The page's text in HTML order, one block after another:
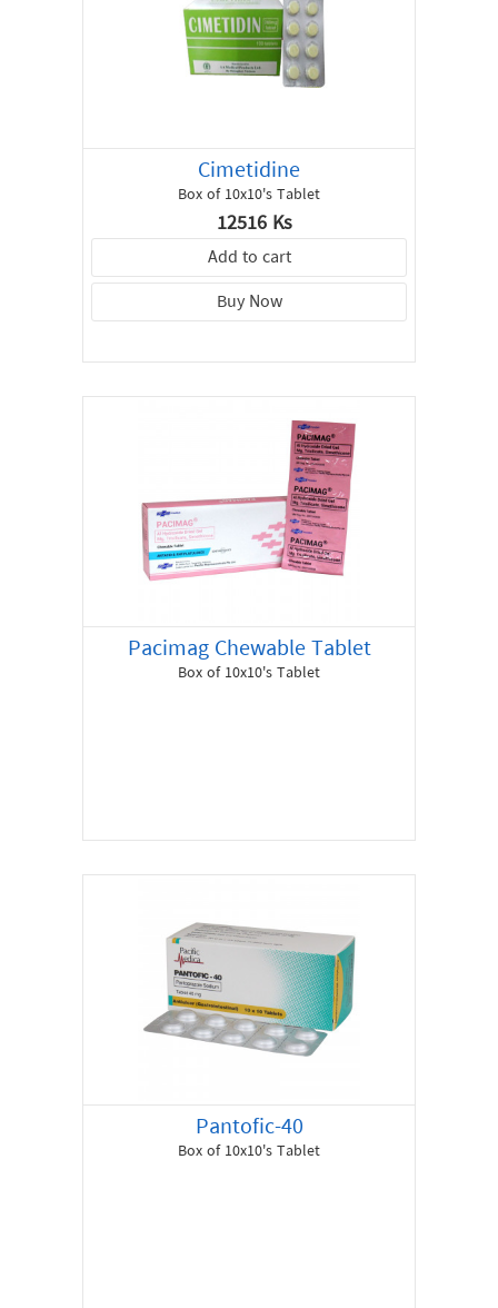
Cimetidine
Box of 10x10's Tablet
12516 Ks
Add to cart
Buy Now
Pacimag Chewable Tablet
Box of 10x10's Tablet
Pantofic-40
Box of 10x10's Tablet